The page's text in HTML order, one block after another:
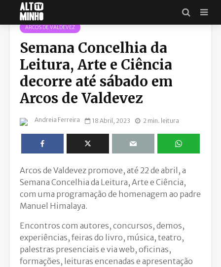
MUNICÍPIO DE ARCOS DE VALDEVEZ
ARCOS DE VALDEVEZ
Semana Concelhia da
Leitura, Arte e Ciência
decorre até sábado em
Arcos de Valdevez
Andreia Ferreira 18 Abril, 2023 2 min. leitura
Arcos de Valdevez promove, até 22 de abril, a
Semana Concelhia da Leitura, Arte e Ciência,
com uma programação de homenagem ao padre
Manuel Himalaya.
Encontros com autores, concursos, demos,
experiências, feiras do livro, música, teatro,
palestras presenciais e via web, oficinas,
formações, leituras encenadas e apresentação